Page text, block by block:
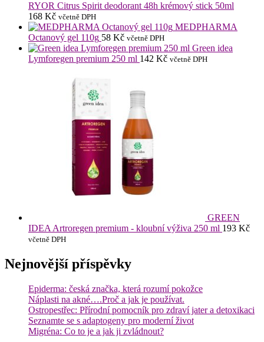
RYOR Citrus Spirit deodorant 48h krémový stick 50ml
168 Kč včetně DPH
MEDPHARMA
Octanový gel 110g 58 Kč včetně DPH
Green idea
Lymforegen premium 250 ml 142 Kč včetně DPH
GREEN
IDEA Artroregen premium - kloubní výživa 250 ml 193 Kč
včetně DPH
Nejnovější příspěvky
Epiderma: česká značka, která rozumí pokožce
Náplasti na akné….Proč a jak je používat.
Ostropestřec: Přírodní pomocník pro zdraví jater a detoxikaci
Seznamte se s adaptogeny pro moderní život
Migréna: Co to je a jak ji zvládnout?